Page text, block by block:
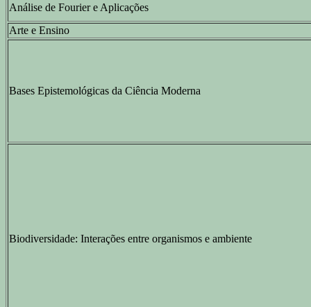
Análise de Fourier e Aplicações
Arte e Ensino
Bases Epistemológicas da Ciência Moderna
Biodiversidade: Interações entre organismos e ambiente